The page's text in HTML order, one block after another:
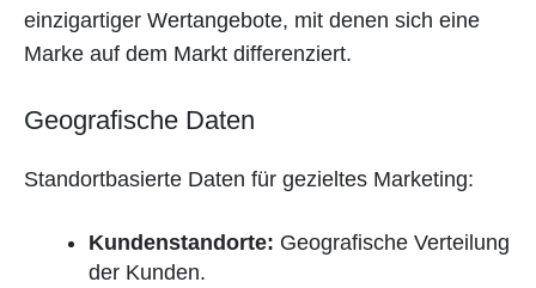
einzigartiger Wertangebote, mit denen sich eine
Marke auf dem Markt differenziert.
Geografische Daten
Standortbasierte Daten für gezieltes Marketing:
Kundenstandorte: Geografische Verteilung
der Kunden.